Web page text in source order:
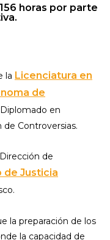
horas por parte
la Licenciatura en
de
en
Controversias.
de
de Justicia
la preparación de los
la capacidad de